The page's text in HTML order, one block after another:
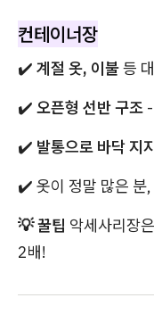
컨테이너장
✔️ 계절 옷, 이불등
✔️ 오픈형 선반 구조
✔️ 발통으로 바닥 지
✔️ 옷이 정말 많은 분,
💡 꿀팁 악세사리장
2배!